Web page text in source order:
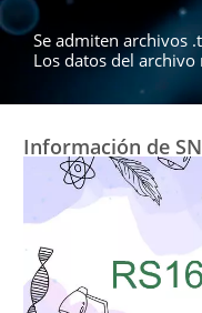
Se admiten archivos
Los datos del
Información de